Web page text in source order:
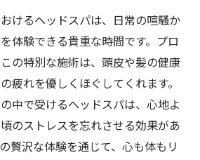
けるヘッドスパは、日常の喧騒か
体験できる貴重な時間です。プロ
の特別な施術は、頭皮や髪の健康
疲れを優しくほぐしてくれます。
中で受けるヘッドスパは、心地よ
のストレスを忘れさせる効果があ
贅沢な体験を通じて、心も体もリ